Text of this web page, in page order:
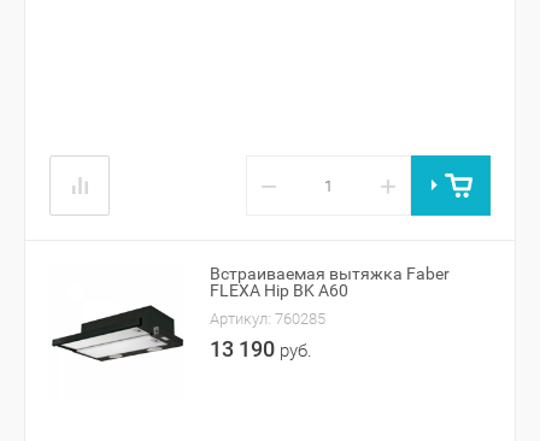
− +
Встраиваемая вытяжка Faber
FLEXA Hip BK A60
Артикул: 760285
13 190 руб.